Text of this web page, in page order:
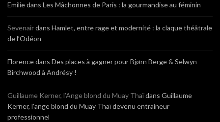
Emiliedans Les Mâchonnes de Paris : la gourmandise au féminin
Sevenairdans Hamlet, entre rage et modernité : la claque théâtrale
de l’Odéon
Florencedans Des places à gagner pour Bjørn Berge & Selwyn
Birchwood à Andrésy !
Guillaume Kerner, l’Ange blond du Muay Thaïdans Guillaume
Kerner, l’ange blond du Muay Thaï devenu entraineur
professionnel